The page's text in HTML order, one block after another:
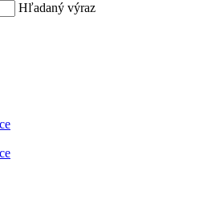
Hľadaný výraz